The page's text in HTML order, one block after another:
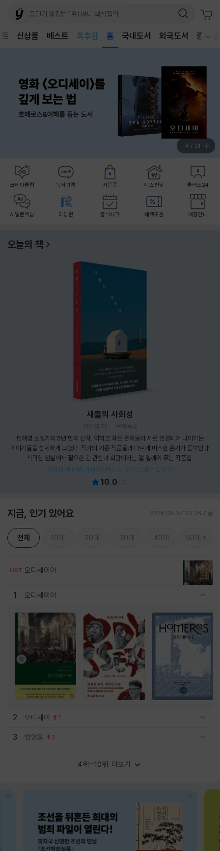
신상품 베스트
어린이
어린이
홈 국내도서 외국도서 중고샵
4 / 21
크레마클럽 독서기록 사은품 예스펀딩 클래스24
AI일문백답 리딩런 출석체크 혜택모음 매장안내
오늘의 책
새들의 사회성
편혜영 소설가의 5년 만의 신작. 약하고 작은 존재들이 서로 연결되어 나아가는
이야기들을 섬세하게 그렸다. 작가의 기존 작품들과 다르게 따스한 온기가 돋보인다.
삭막한 현실에서 필요한 건 관심과 희망이라는 걸 일깨워 주는 작품집.
[이달의 책 8월] 산리오캐릭터즈 유리컵 (포인트 차감)
10.0
지금, 인기 있어요 2026.08.07 23:36 기준
전체 10대 20대 30대 40대 50대
HOT 오디세이아
1 오디세이아
2 오디세이 2
3 임영웅 3
4위~10위 더보기